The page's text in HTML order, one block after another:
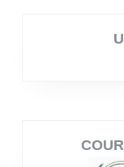
COUR